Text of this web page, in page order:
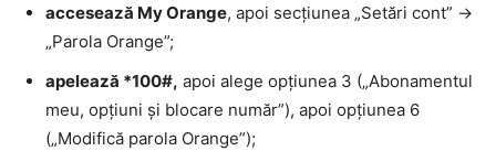
accesează My Orange, apoi secțiunea „Setări cont” ->
„Parola Orange”;
apelează *100#, apoi alege opțiunea 3 („Abonamentul
meu, opţiuni şi blocare număr”), apoi opțiunea 6
(„Modifică parola Orange”);